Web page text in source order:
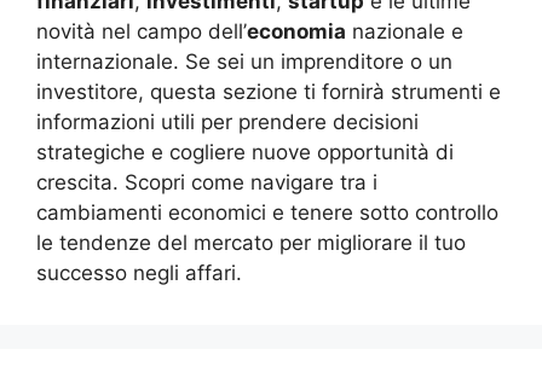
novità nel campo dell’economia nazionale e
internazionale. Se sei un imprenditore o un
investitore, questa sezione ti fornirà strumenti e
informazioni utili per prendere decisioni
strategiche e cogliere nuove opportunità di
crescita. Scopri come navigare tra i
cambiamenti economici e tenere sotto controllo
le tendenze del mercato per migliorare il tuo
successo negli affari.